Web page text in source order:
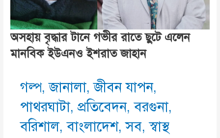
অসহায় বৃদ্ধার টানে গভীর রাতে ছুটে এলেন
মানবিক ইউএনও ইশরাত জাহান
গল্প,জানালা,জীবন যাপন,
পাথরঘাটা,প্রতিবেদন,বরগুনা,
বরিশাল,বাংলাদেশ,সব,স্বাস্থ